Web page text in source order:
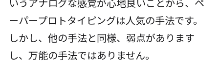
いうアナログな感覚が心地良いことから、ペ
ーパープロトタイピングは人気の手法です。
しかし、他の手法と同様、弱点があります
し、万能の手法ではありません。